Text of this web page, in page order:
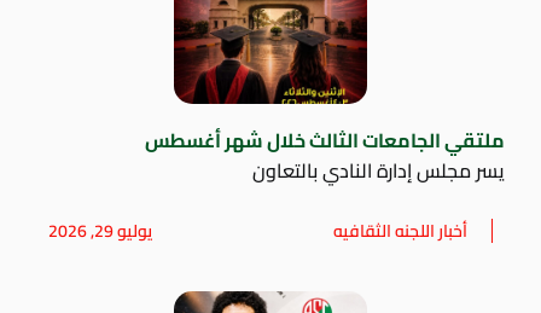
ملتقي الجامعات الثالث خلال شهر أغسطس
يسر مجلس إدارة النادي بالتعاون
أخبار اللجنه الثقافيه يوليو 29, 2026